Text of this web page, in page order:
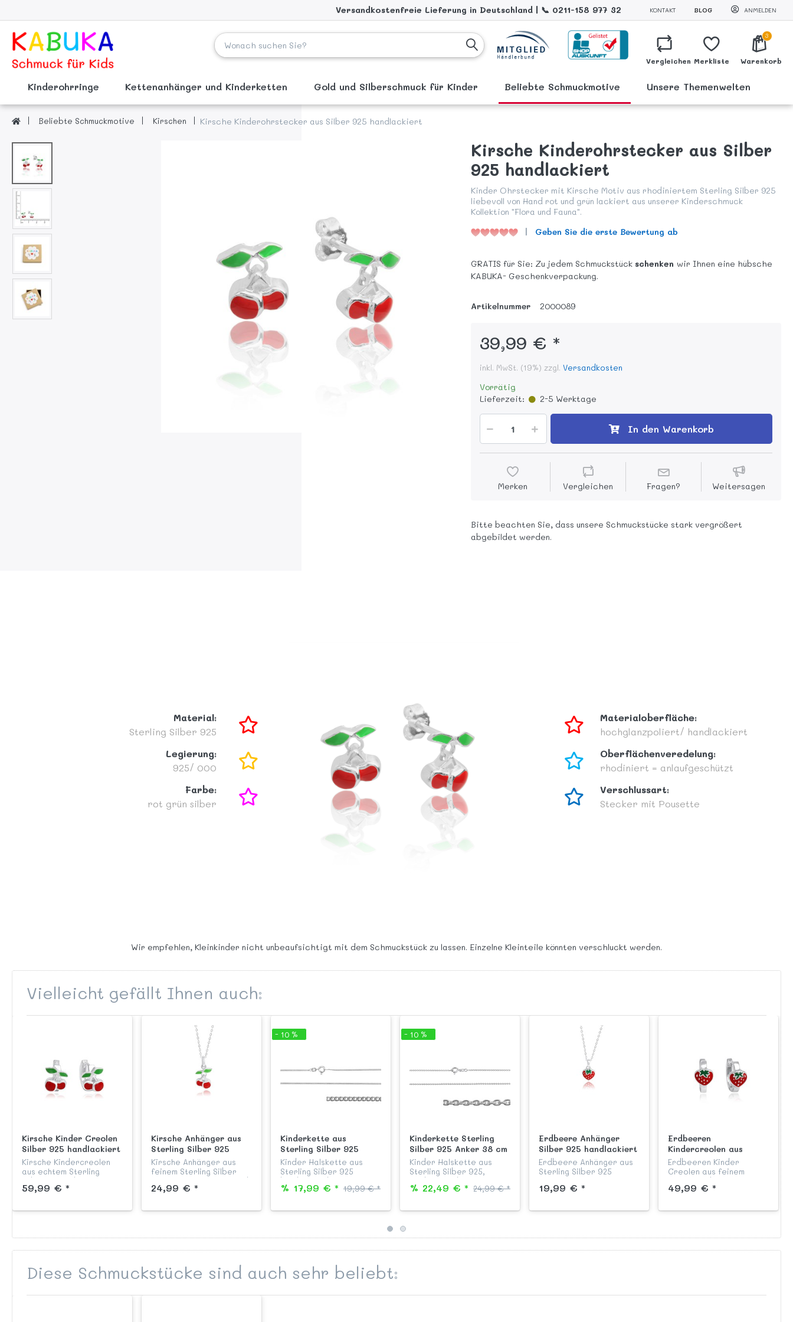
Versandkostenfreie Lieferung in Deutschland | 📞 0211-158 977 32 KONTAKT BLOG ANMELDEN
Vergleichen Merkliste
3
Warenkorb
Kinderohrringe Kettenanhänger und Kinderketten Gold und Silberschmuck für Kinder Beliebte Schmuckmotive Unsere Themenwelten
Beliebte Schmuckmotive Kirschen Kirsche Kinderohrstecker aus Silber 925 handlackiert
Kirsche Kinderohrstecker aus Silber
925 handlackiert
Kinder Ohrstecker mit Kirsche Motiv aus rhodiniertem Sterling Silber 925
liebevoll von Hand rot und grün lackiert aus unserer Kinderschmuck
Kollektion "Flora und Fauna".
Geben Sie die erste Bewertung ab
GRATIS für Sie: Zu jedem Schmuckstück schenken wir Ihnen eine hübsche
KABUKA- Geschenkverpackung.
Artikelnummer 2000089
39,99 € *
inkl. MwSt. (19%) zzgl.Versandkosten
Vorrätig
Lieferzeit:
2-5 Werktage
In den Warenkorb
Merken Vergleichen Fragen? Weitersagen
Bitte beachten Sie, dass unsere Schmuckstücke stark vergrößert
abgebildet werden.
Material:
Sterling Silber 925
Legierung:
925/ 000
Farbe:
rot grün silber
Materialoberfläche:
hochglanzpoliert/ handlackiert
Oberflächenveredelung:
rhodiniert = anlaufgeschützt
Verschlussart:
Stecker mit Pousette
Wir empfehlen, Kleinkinder nicht unbeaufsichtigt mit dem Schmuckstück zu lassen. Einzelne Kleinteile könnten verschluckt werden.
Vielleicht gefällt Ihnen auch:
Kirsche Kinder Creolen
Silber 925 handlackiert
Kirsche Kindercreolen
aus echtem Sterling
Silber 925 liebevoll von
Hand rot und grün
und nickelkonform, mit
59,99 € *
Kirsche Anhänger aus
Sterling Silber 925
farbig handlackiert
Kirsche Anhänger aus
feinem Sterling Silber
925, anlaufgeschützt und
nickelkonform, liebevoll
lackiert aus unserer
24,99 € *
- 10 %
Kinderkette aus
Sterling Silber 925
Panzer 36 cm
Kinder Halskette aus
Sterling Silber 925
beidseitig diamantiert,
anlaufgeschützt und
Modell "Flachpanzer" 36
% 17,99 € * 19,99 € *
- 10 %
Kinderkette Sterling
Silber 925 Anker 38 cm
Kinder Halskette aus
Sterling Silber 925,
Modell "Rundanker", 38
cm lang, mit stabilem
passend zu allen Silber
% 22,49 € * 24,99 € *
Erdbeere Anhänger
Silber 925 handlackiert
Erdbeere Anhänger aus
Sterling Silber 925
hochglanzpoliert und
liebevoll von Hand in rot
19,99 € *
Erdbeeren
Kindercreolen aus
Silber 925 handlackiert
mit Klappverschluss
Erdbeeren Kinder
Creolen aus feinem
Sterling Silber 925 mit
praktischem
anlaufgeschützt,
49,99 € *
Diese Schmuckstücke sind auch sehr beliebt: